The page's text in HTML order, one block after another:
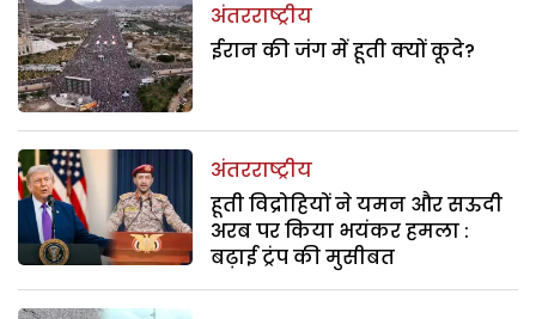
अंतरराष्ट्रीय
ईरान की जंग में हूती क्यों कूदे?
अंतरराष्ट्रीय
हूती विद्रोहियों ने यमन और सऊदी
अरब पर किया भयंकर हमला :
बढ़ाई ट्रंप की मुसीबत